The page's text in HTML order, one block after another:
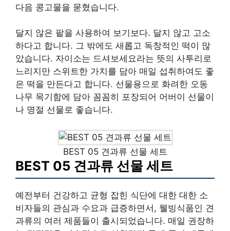
다음 콩고물을 묻혔습니다.
달지 않은 팥을 사용하여 보기보다. 달지 않고 고소
하다고 합니다. 그 밖에도 새롭고 독창적인 떡이 많
았습니다. 자이소는 드셔보세요라는 뜻의 사투리로
느리지만 스위트한 가치를 담아 매일 섭취하여도 좋
은 떡을 만든다고 합니다. 선물용으로 화려한 오동
나무 목기함에 담아 꼼꼼히 포장되어 어버이 선물이
나 명절 선물로 좋습니다.
BEST 05 견과류 선물 세트
BEST 05 견과류 선물 세트
예전부터 건강하고 균형 잡힌 식단에 대한 대한 소
비자들의 관심과 수요과 급증하면서, 웰빙식품인 견
과류의 여러 제품들이 출시되었습니다. 매일 권장하